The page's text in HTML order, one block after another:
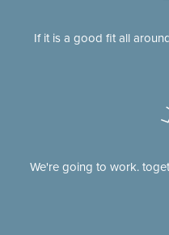
If it is a good fit all
We're going to work.